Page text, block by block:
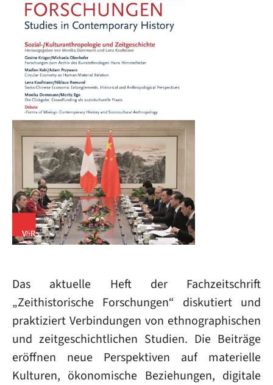
Das aktuelle Heft der Fachzeitschrift
„Zeithistorische Forschungen“ diskutiert und
praktiziert Verbindungen von ethnographischen
und zeitgeschichtlichen Studien. Die Beiträge
eröffnen neue Perspektiven auf materielle
Kulturen, ökonomische Beziehungen, digitale